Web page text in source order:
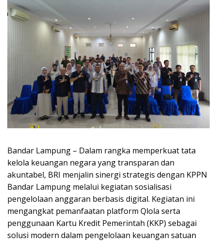
Bandar Lampung – Dalam rangka memperkuat tata
kelola keuangan negara yang transparan dan
akuntabel, BRI menjalin sinergi strategis dengan KPPN
Bandar Lampung melalui kegiatan sosialisasi
pengelolaan anggaran berbasis digital. Kegiatan ini
mengangkat pemanfaatan platform Qlola serta
penggunaan Kartu Kredit Pemerintah (KKP) sebagai
solusi modern dalam pengelolaan keuangan satuan